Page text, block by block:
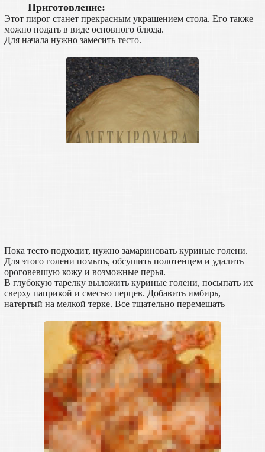
Приготовление:
Этот пирог станет прекрасным украшением стола. Его также
можно подать в виде основного блюда.
Для начала нужно замесить тесто.
Пока тесто подходит, нужно замариновать куриные голени.
Для этого голени помыть, обсушить полотенцем и удалить
ороговевшую кожу и возможные перья.
В глубокую тарелку выложить куриные голени, посыпать их
сверху паприкой и смесью перцев. Добавить имбирь,
натертый на мелкой терке. Все тщательно перемешать